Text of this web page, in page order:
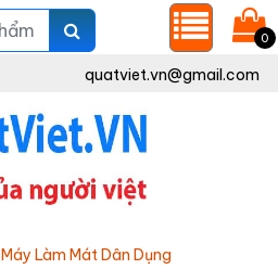
0
quatviet.vn@gmail.com
Máy Làm Mát Dân Dụng